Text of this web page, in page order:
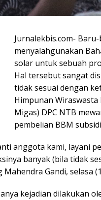
Jurnalekbis.com-
menyalahgunakan
solar untuk sebuah
Hal tersebut sangat
tidak sesuai dengan
Himpunan Wiraswasta
Migas) DPC NTB
pembelian BBM
anggota kami, layani
banyak (bila tidak
Gandi, selasa
kejadian dilakukan